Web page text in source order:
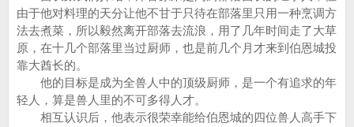
由于他对料理的天分让他不甘于只待在部落里只用一种烹调方
法去煮菜，所以毅然离开部落去流浪，用了几年时间走了大草
原，在十几个部落里当过厨师，也是前几个月才来到伯恩城投
靠大酋长的。
他的目标是成为全兽人中的顶级厨师，是一个有追求的年
轻人，算是兽人里的不可多得人才。
相互认识后，他表示很荣幸能给伯恩城的四位兽人高手下